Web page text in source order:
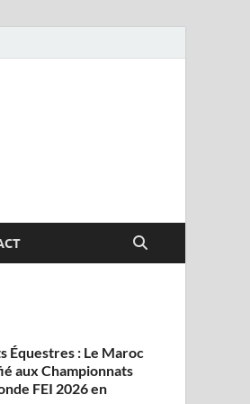
Équestres : Le Maroc
aux Championnats
FEI 2026 en